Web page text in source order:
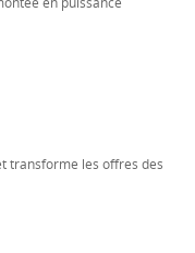
en puissance
transforme les offres des